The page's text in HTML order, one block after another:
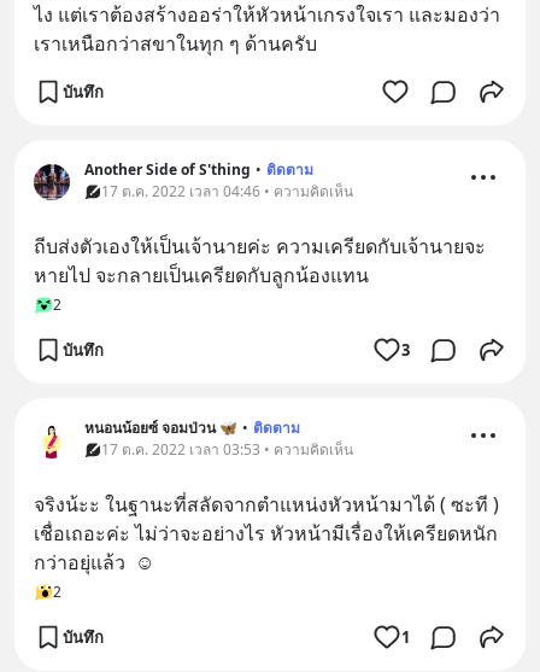
ไง แต่เราต้องสร้างออร่าให้หัวหน้าเกรงใจเรา และมองว่า
เราเหนือกว่าสขาในทุก ๆ ด้านครับ
บันทึก
Another Side of S'thing • ติดตาม
17 ต.ค. 2022 เวลา 04:46 • ความคิดเห็น
ถีบส่งตัวเองให้เป็นเจ้านายค่ะ ความเครียดกับเจ้านายจะ
หายไป จะกลายเป็นเครียดกับลูกน้องแทน
2
บันทึก 3
หนอนน้อยซ์ จอมป่วน 🦋 • ติดตาม
17 ต.ค. 2022 เวลา 03:53 • ความคิดเห็น
จริงน้ะะ ในฐานะที่สลัดจากตำแหน่งหัวหน้ามาได้ ( ซะที )
เชื่อเถอะค่ะ ไม่ว่าจะอย่างไร หัวหน้ามีเรื่องให้เครียดหนัก
กว่าอยุ่แล้ว  ☺️
2
บันทึก 1